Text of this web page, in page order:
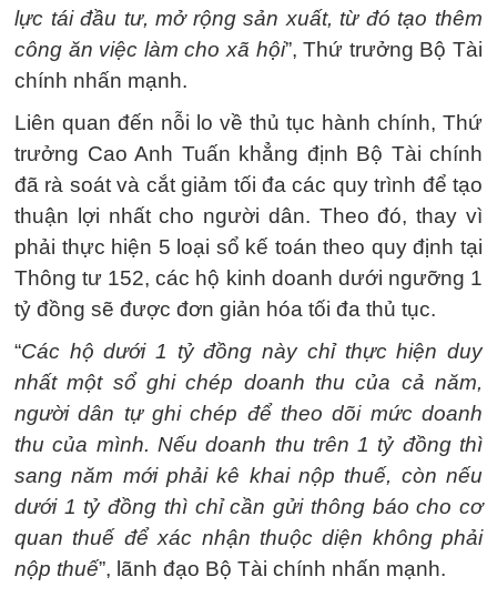
lực tái đầu tư, mở rộng sản xuất, từ đó tạo thêm
công ăn việc làm cho xã hội”, Thứ trưởng Bộ Tài
chính nhấn mạnh.
Liên quan đến nỗi lo về thủ tục hành chính, Thứ
trưởng Cao Anh Tuấn khẳng định Bộ Tài chính
đã rà soát và cắt giảm tối đa các quy trình để tạo
thuận lợi nhất cho người dân. Theo đó, thay vì
phải thực hiện 5 loại sổ kế toán theo quy định tại
Thông tư 152, các hộ kinh doanh dưới ngưỡng 1
tỷ đồng sẽ được đơn giản hóa tối đa thủ tục.
“Các hộ dưới 1 tỷ đồng này chỉ thực hiện duy
nhất một sổ ghi chép doanh thu của cả năm,
người dân tự ghi chép để theo dõi mức doanh
thu của mình. Nếu doanh thu trên 1 tỷ đồng thì
sang năm mới phải kê khai nộp thuế, còn nếu
dưới 1 tỷ đồng thì chỉ cần gửi thông báo cho cơ
quan thuế để xác nhận thuộc diện không phải
nộp thuế”, lãnh đạo Bộ Tài chính nhấn mạnh.